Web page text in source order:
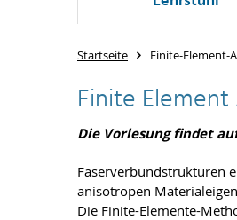
Startseite Finite-Element-
Finite
Die Vorlesung findet
Faserverbundstrukturen
anisotropen
Die Finite-Elemente-